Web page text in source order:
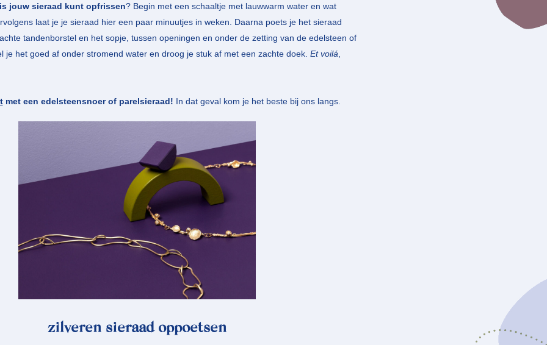
jouw sieraad kunt opfrissen? Begin met een schaaltje met lauwwarm water en wat
laat je je sieraad hier een paar minuutjes in weken. Daarna poets je het sieraad
tandenborstel en het sopje, tussen openingen en onder de zetting van de edelsteen of
je het goed af onder stromend water en droog je stuk af met een zachte doek. Et voilá,
met een edelsteensnoer of parelsieraad! In dat geval kom je het beste bij ons langs.
zilveren sieraad oppoetsen